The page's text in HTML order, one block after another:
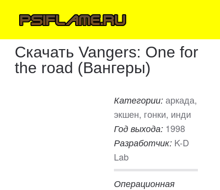
Скачать Vangers: One for
the road (Вангеры)
Категории: аркада,
экшен, гонки, инди
Год выхода: 1998
Разработчик: K-D
Lab
Операционная